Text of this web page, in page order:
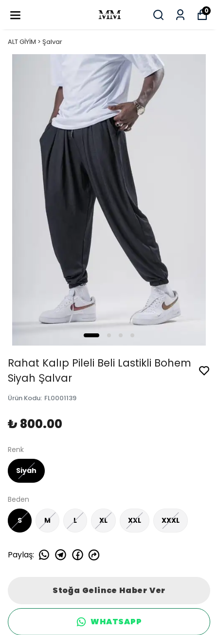
0
ALT GİYİM > Şalvar
Rahat Kalıp Pileli Beli Lastikli Bohem
Siyah Şalvar
Ürün Kodu: FL0001139
₺ 800.00
Renk
Siyah
Beden
S M L XL XXL XXXL
Paylaş:
Stoğa Gelince Haber Ver
WHATSAPP